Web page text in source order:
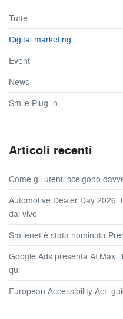
Tutte
Digital marketing
Eventi
News
Smile Plug-in
Articoli recenti
Come gli utenti scelgono
Automotive Dealer Day 2026:
dal vivo
Smilenet è stata nominata
Google Ads presenta AI Max:
qui
European Accessibility Act: